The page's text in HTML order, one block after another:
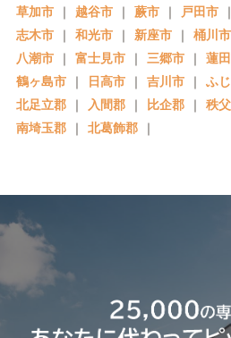
草加市 ｜ 越谷市 ｜ 蕨市 ｜ 戸田市 ｜
志木市 ｜ 和光市 ｜ 新座市 ｜ 桶川市
八潮市 ｜ 富士見市 ｜ 三郷市 ｜ 蓮
鶴ヶ島市 ｜ 日高市 ｜ 吉川市 ｜ ふ
北足立郡 ｜ 入間郡 ｜ 比企郡 ｜ 秩
南埼玉郡 ｜ 北葛飾郡 ｜